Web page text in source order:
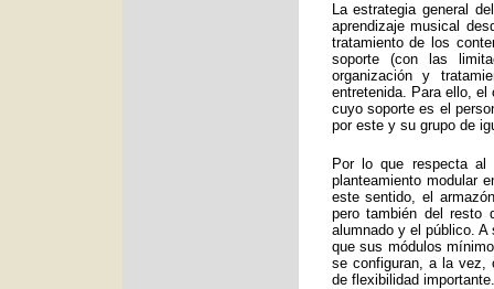
La estrategia general
aprendizaje musical
tratamiento de los
soporte (con las
organización y
entretenida. Para ello,
cuyo soporte es el
por este y su grupo de
Por lo que respecta al
planteamiento modular
este sentido, el
pero también del resto
alumnado y el público.
que sus módulos
se configuran, a la vez,
de flexibilidad importante.